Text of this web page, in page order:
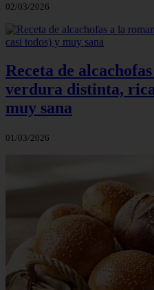
02/03/2026
Receta de
verdura distinta,
muy sana
01/03/2026